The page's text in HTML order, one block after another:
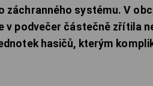
záchranného systému. V
v podvečer částečně zřítila
hasičů, kterým